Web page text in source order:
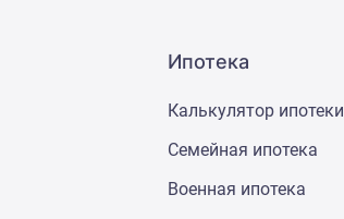
Ипотека
Калькулятор ипотеки
Семейная ипотека
Военная ипотека